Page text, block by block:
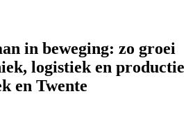
in beweging: zo groei
logistiek en productie
en Twente